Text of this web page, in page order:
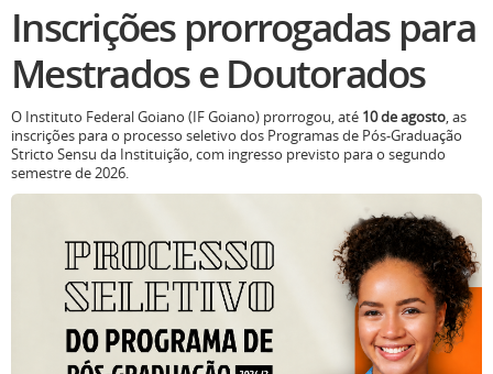
Inscrições prorrogadas para
Mestrados e Doutorados
O Instituto Federal Goiano (IF Goiano) prorrogou, até 10 de agosto, as
inscrições para o processo seletivo dos Programas de Pós-Graduação
Stricto Sensu da Instituição, com ingresso previsto para o segundo
semestre de 2026.